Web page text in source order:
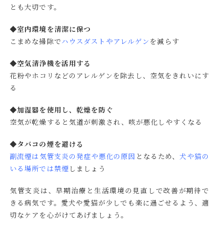
とも大切です。
◆室内環境を清潔に保つ
こまめな掃除でハウスダストやアレルゲン を減らす
◆空気清浄機を活用する
花粉やホコリなどのアレルゲンを除去し、空気をきれいにす
る
◆加湿器を使用し、乾燥を防ぐ
空気が乾燥すると気道が刺激され、咳が悪化しやすくなる
◆タバコの煙を避ける
副流煙は 気管支炎の発症や悪化の原因 となるため、犬や猫の
いる場所では禁煙 しましょう
気管支炎は、早期治療と生活環境の見直しで改善が期待で
きる病気です。愛犬や愛猫が少しでも楽に過ごせるよう、適
切なケアを心がけてあげましょう。